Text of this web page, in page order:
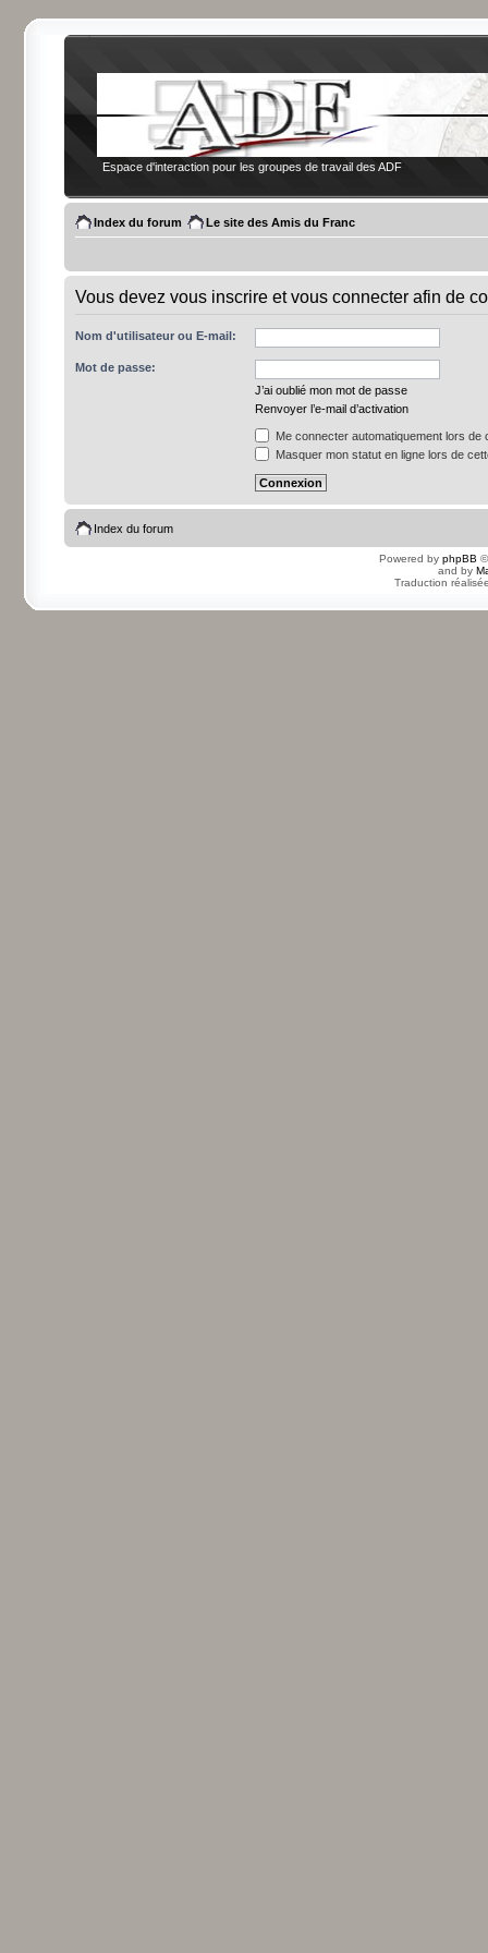
Espace d'interaction pour les groupes de travail des ADF
Index du forum Le site des Amis du Franc
Vous devez vous inscrire et vous connecter afin de
Nom d'utilisateur ou E-mail:
Mot de passe:
J’ai oublié mon mot de passe
Renvoyer l’e-mail d’activation
Me connecter automatiquement lors de
Masquer mon statut en ligne lors de
Index du forum
Powered by phpBB
and by
Traduction